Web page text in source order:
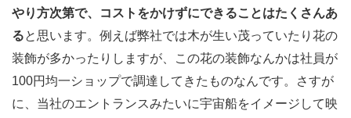
やり方次第で、コストをかけずにできることはたくさんあ
ると思います。例えば弊社では木が生い茂っていたり花の
装飾が多かったりしますが、この花の装飾なんかは社員が
100円均一ショップで調達してきたものなんです。さすが
に、当社のエントランスみたいに宇宙船をイメージして映